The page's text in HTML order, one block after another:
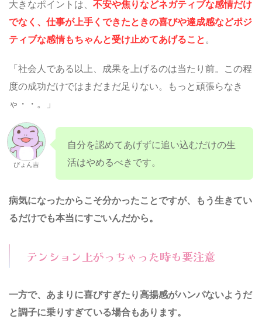
大きなポイントは、 不安や焦りなどネガティブな感情だけ
でなく、仕事が上手くできたときの喜びや達成感などポジ
ティブな感情もちゃんと受け止めてあげること。
「社会人である以上、成果を上げるのは当たり前。この程
度の成功だけではまだまだ足りない。もっと頑張らなき
ゃ・・。」
ぴょん吉
自分を認めてあげずに追い込むだけの生
活はやめるべきです。
病気になったからこそ分かったことですが、もう生きてい
るだけでも本当にすごいんだから。
テンション上がっちゃった時も要注意
一方で、あまりに喜びすぎたり高揚感がハンパないようだ
と調子に乗りすぎている場合もあります。